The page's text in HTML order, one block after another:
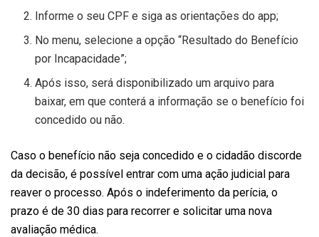
Informe o seu CPF e siga as orientações do app;
No menu, selecione a opção “Resultado do Benefício
por Incapacidade”;
Após isso, será disponibilizado um arquivo para
baixar, em que conterá a informação se o benefício foi
concedido ou não.
Caso o benefício não seja concedido e o cidadão discorde
da decisão, é possível entrar com uma ação judicial para
reaver o processo. Após o indeferimento da perícia, o
prazo é de 30 dias para recorrer e solicitar uma nova
avaliação médica.